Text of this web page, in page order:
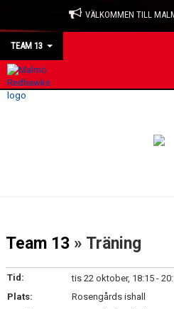
VÄLKOMMEN TILL
TEAM 13
HEM
Team 13 » Träning
Tid:
tis 22 oktober, 18:15 -
Plats:
Rosengårds ishall